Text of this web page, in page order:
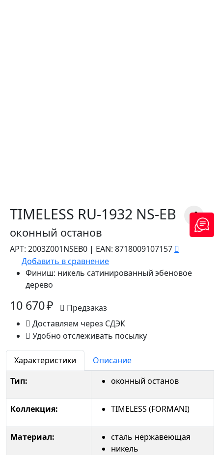
TIMELESS RU-1932 NS-EB
оконный останов
АРТ: 2003Z001NSEB0 | EAN: 8718009107157
Добавить в сравнение
Финиш: никель сатинированный эбеновое
дерево
10 670 ₽
Предзаказ
Доставляем через СДЭК
Удобно отслеживать посылку
Характеристики
Описание
Тип:
оконный останов
Коллекция: TIMELESS (FORMANI)
Материал:
сталь нержавеющая
никель